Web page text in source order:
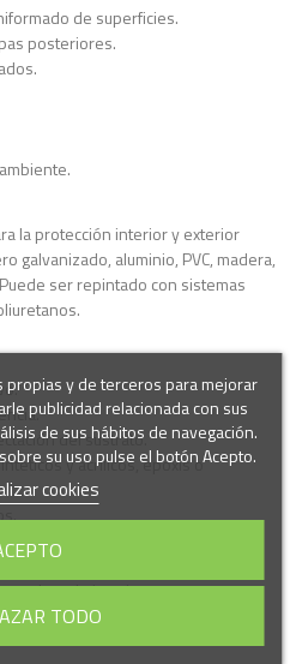
de superficies.
posteriores.
la protección interior y exterior
galvanizado, aluminio, PVC, madera,
ser repintado con sistemas
del sustrato.
y acrílicos, epoxis o
madera de interior.
propias y de terceros para mejorar
publicidad relacionada con sus
de sus hábitos de navegación.
su uso pulse el botón Acepto.
cookies
TODO